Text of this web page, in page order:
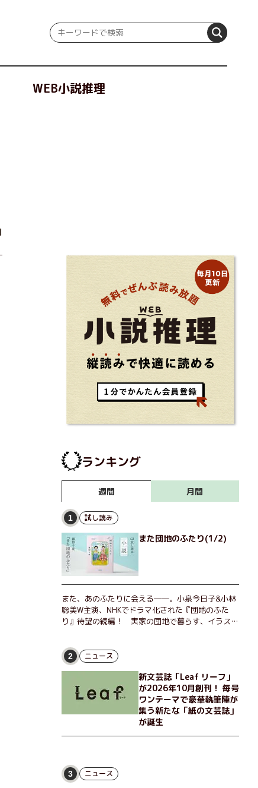
WEB小説推理
ランキング
週間 月間
1 試し読み
また団地のふたり(1/2)
また、あのふたりに会える――。小泉今日子&小林
聡美W主演、NHKでドラマ化された『団地のふた
り』待望の続編！ 実家の団地で暮らす、イラスト
ょっとした贅沢を楽しんだり、近所のおばちゃんの
恋バナを聞いてあげたり、部屋でふたりだけの「台
湾映画祭」を催したり。50代独身、幼なじみの変
わらぬ友情とささやかな幸せの日々を描く。
2 ニュース
新文芸誌「Leaf リーフ」
が2026年10月創刊！ 毎号
ワンテーマで豪華執筆陣が
集う新たな「紙の文芸誌」
が誕生
3 ニュース